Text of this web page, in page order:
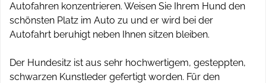
Autofahren konzentrieren. Weisen Sie Ihrem Hund den
schönsten Platz im Auto zu und er wird bei der
Autofahrt beruhigt neben Ihnen sitzen bleiben.
Der Hundesitz ist aus sehr hochwertigem, gesteppten,
schwarzen Kunstleder gefertigt worden. Für den